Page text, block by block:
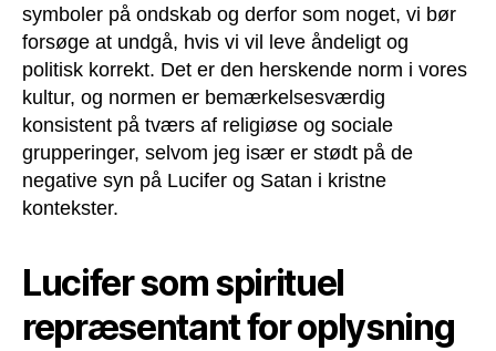
symboler på ondskab og derfor som noget, vi bør
forsøge at undgå, hvis vi vil leve åndeligt og
politisk korrekt. Det er den herskende norm i vores
kultur, og normen er bemærkelsesværdig
konsistent på tværs af religiøse og sociale
grupperinger, selvom jeg især er stødt på de
negative syn på Lucifer og Satan i kristne
kontekster.
Lucifer som spirituel
repræsentant for oplysning